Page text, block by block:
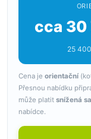
cca 30
25
Cena je orientační
Přesnou nabídku
může platit snížená
nabídce.